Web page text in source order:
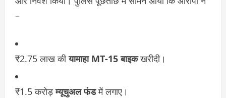
–
₹2.75 लाख कीयामाहा MT-15 बाइकखरीदी।
₹1.5 करोड़म्यूचुअल फंडमें लगाए।